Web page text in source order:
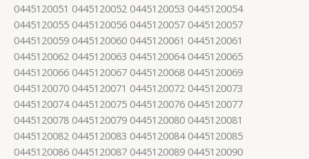
0445120051 0445120052 0445120053 0445120054
0445120055 0445120056 0445120057 0445120057
0445120059 0445120060 0445120061 0445120061
0445120062 0445120063 0445120064 0445120065
0445120066 0445120067 0445120068 0445120069
0445120070 0445120071 0445120072 0445120073
0445120074 0445120075 0445120076 0445120077
0445120078 0445120079 0445120080 0445120081
0445120082 0445120083 0445120084 0445120085
0445120086 0445120087 0445120089 0445120090